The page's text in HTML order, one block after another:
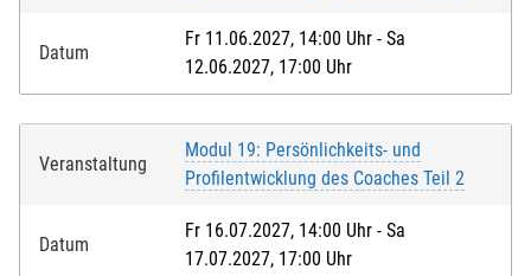
Datum
Fr 11.06.2027, 14:00 Uhr - Sa
12.06.2027, 17:00 Uhr
Veranstaltung
Modul 19: Persönlichkeits- und
Profilentwicklung des Coaches Teil 2
Datum
Fr 16.07.2027, 14:00 Uhr - Sa
17.07.2027, 17:00 Uhr